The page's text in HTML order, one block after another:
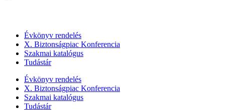
Évkönyv rendelés
X. Biztonságpiac Konferencia
Szakmai katalógus
Tudástár
Évkönyv rendelés
X. Biztonságpiac Konferencia
Szakmai katalógus
Tudástár